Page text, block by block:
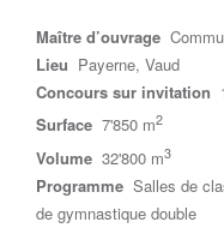
Maître d’ouvrage
Lieu Payerne, Vaud
Concours sur invitation
Surface 7'850 m2
Volume 32'800 m3
Programme Salles de
de gymnastique double